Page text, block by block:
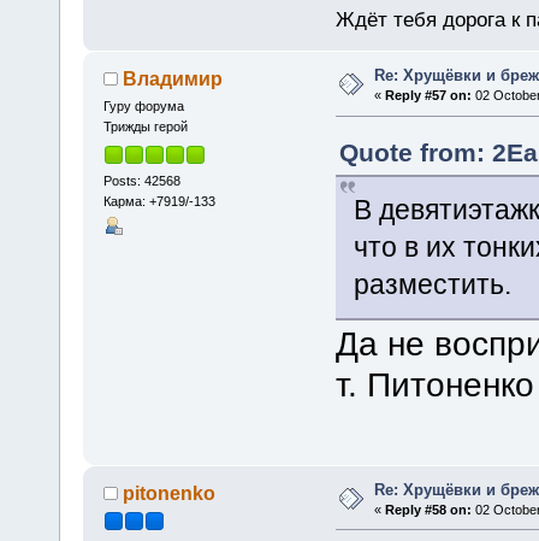
Ждёт тебя дорога к
Владимир
Гуру форума
Трижды герой
Posts: 42568
Карма: +7919/-133
Re: Хрущёвки и
«Reply #57 on: 02
Quote from:
В
что в их
разместить.
Да не
т.
pitonenko Re: Хрущёвки и
«Reply #58 on: 02